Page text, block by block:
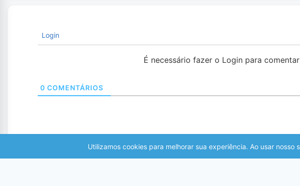
Login
É necessário fazer o Login para comentar
0 COMENTÁRIOS